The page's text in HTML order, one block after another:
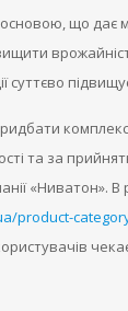
що дає
суттєво
та за
«Ниватон». В
product-